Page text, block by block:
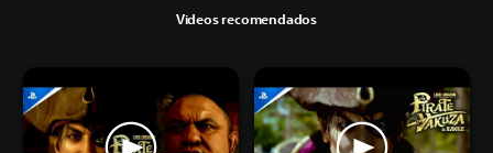
Videos recomendados